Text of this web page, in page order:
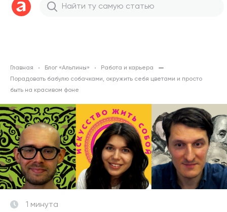
Главная Блог «Альпины»
Работа и карьера
Порадовать бабулю собачками, окружить себя цветами и просто
быть на красивом фоне
1 минута